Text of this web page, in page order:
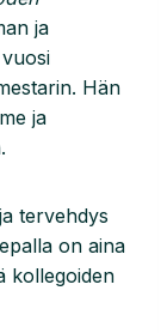
ja
Hän
ja
tervehdys
on aina
kollegoiden